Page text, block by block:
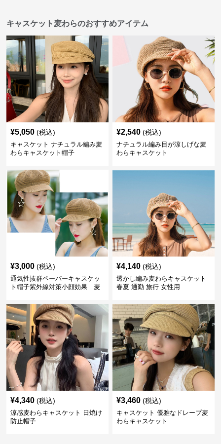
キャスケット麦わらのおすすめアイテム
¥5,050 (税込)
キャスケット ナチュラル編み麦
わらキャスケット帽子
¥2,540 (税込)
ナチュラル編み目が涼しげな麦
わらキャスケット
¥3,000 (税込)
通気性抜群ペーパーキャスケッ
ト帽子紫外線対策小顔効果 麦
¥4,140 (税込)
透かし編み麦わらキャスケット
春夏 通勤 旅行 女性用
¥4,340 (税込)
涼感麦わらキャスケット 日焼け
防止帽子
¥3,460 (税込)
キャスケット 優雅なドレープ麦
わらキャスケット